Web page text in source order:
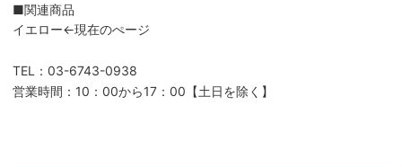
■関連商品
イエロー←現在のぺージ
TEL：03-6743-0938
営業時間：10：00から17：00【土日を除く】